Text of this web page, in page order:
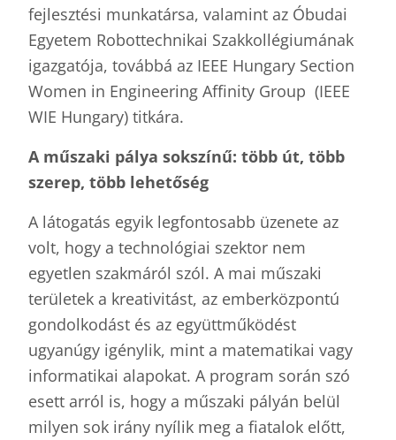
fejlesztési munkatársa, valamint az Óbudai
Egyetem Robottechnikai Szakkollégiumának
igazgatója, továbbá az IEEE Hungary Section
Women in Engineering Affinity Group (IEEE
WIE Hungary) titkára.
A műszaki pálya sokszínű: több út, több
szerep, több lehetőség
A látogatás egyik legfontosabb üzenete az
volt, hogy a technológiai szektor nem
egyetlen szakmáról szól. A mai műszaki
területek a kreativitást, az emberközpontú
gondolkodást és az együttműködést
ugyanúgy igénylik, mint a matematikai vagy
informatikai alapokat. A program során szó
esett arról is, hogy a műszaki pályán belül
milyen sok irány nyílik meg a fiatalok előtt,